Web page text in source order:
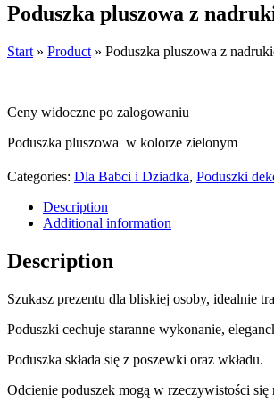
Poduszka pluszowa z
Start » Product » Poduszka pluszowa z
Ceny widoczne po zalogowaniu
Poduszka pluszowa w kolorze zielonym
Categories: Dla Babci i Dziadka, Poduszki
Description
Additional information
Description
Szukasz prezentu dla bliskiej osoby, idealnie
Poduszki cechuje staranne wykonanie,
Poduszka składa się z poszewki oraz wkładu.
Odcienie poduszek mogą w rzeczywistości się